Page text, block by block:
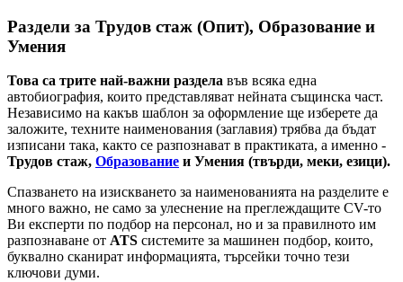
Раздели за Трудов стаж (Опит), Образование и
Умения
Това са трите най-важни раздела във всяка една
автобиография, които представляват нейната същинска част.
Независимо на какъв шаблон за оформление ще изберете да
заложите, техните наименования (заглавия) трябва да бъдат
изписани така, както се разпознават в практиката, а именно -
Трудов стаж, Образование и Умения (твърди, меки, езици).
Спазването на изискването за наименованията на разделите е
много важно, не само за улеснение на преглеждащите CV-то
Ви експерти по подбор на персонал, но и за правилното им
разпознаване от ATS системите за машинен подбор, които,
буквално сканират информацията, търсейки точно тези
ключови думи.